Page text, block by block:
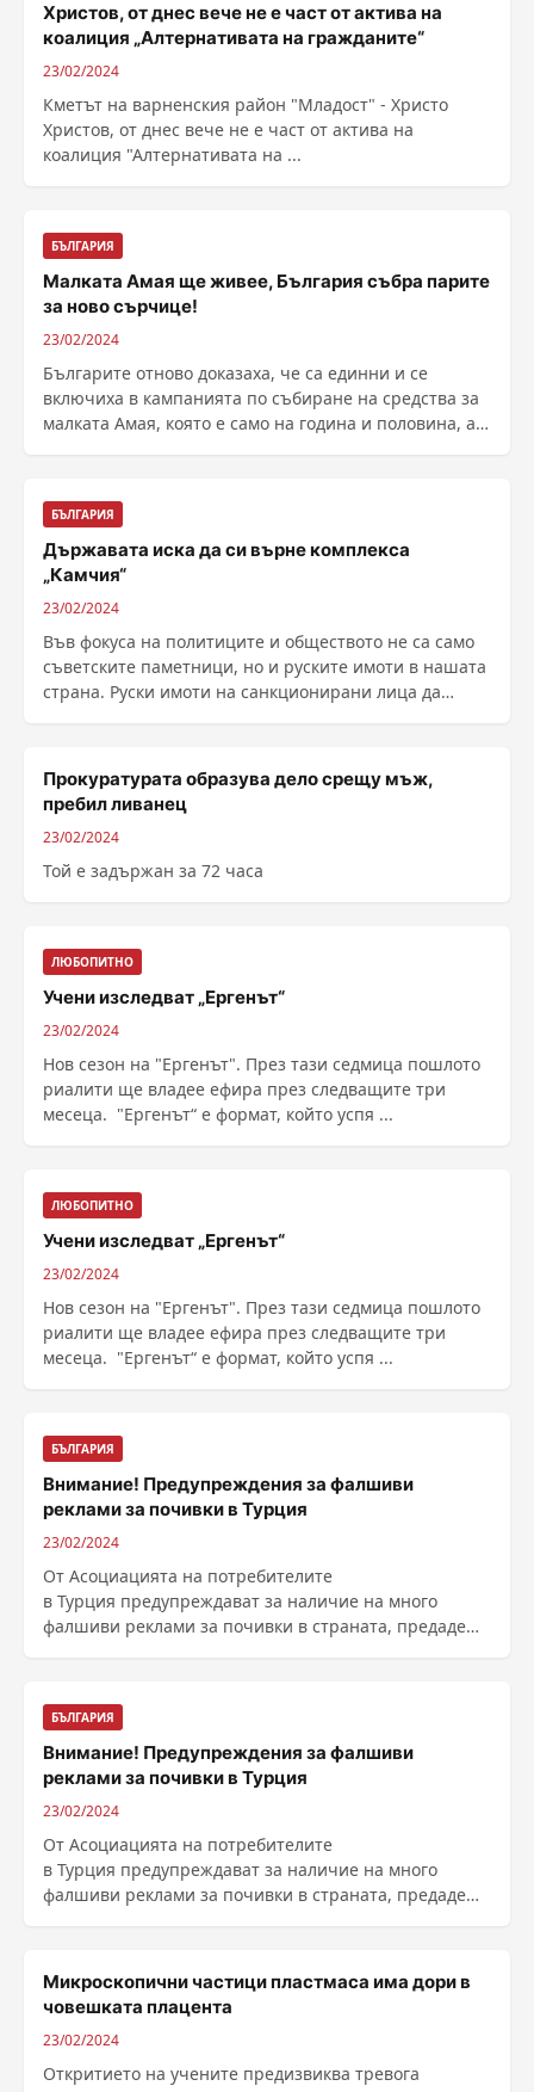
Христов, от днес вече не е част от актива на
коалиция „Алтернативата на гражданите“
23/02/2024
Кметът на варненския район "Младост" - Христо
Христов, от днес вече не е част от актива на
коалиция "Алтернативата на ...
БЪЛГАРИЯ
Малката Амая ще живее, България събра парите
за ново сърчице!
23/02/2024
Българите отново доказаха, че са единни и се
включиха в кампанията по събиране на средства за
малката Амая, която е само на година и половина, а
БЪЛГАРИЯ
Държавата иска да си върне комплекса
„Камчия“
23/02/2024
Във фокуса на политиците и обществото не са само
съветските паметници, но и руските имоти в нашата
страна. Руски имоти на санкционирани лица да
Прокуратурата образува дело срещу мъж,
пребил ливанец
23/02/2024
Той е задържан за 72 часа
ЛЮБОПИТНО
Учени изследват „Ергенът“
23/02/2024
Нов сезон на "Ергенът". През тази седмица пошлото
риалити ще владее ефира през следващите три
месеца. "Ергенът“ е формат, който успя ...
ЛЮБОПИТНО
Учени изследват „Ергенът“
23/02/2024
Нов сезон на "Ергенът". През тази седмица пошлото
риалити ще владее ефира през следващите три
месеца. "Ергенът“ е формат, който успя ...
БЪЛГАРИЯ
Внимание! Предупреждения за фалшиви
реклами за почивки в Турция
23/02/2024
От Асоциацията на потребителите
в Турция предупреждават за наличие на много
фалшиви реклами за почивки в страната, предаде
БЪЛГАРИЯ
Внимание! Предупреждения за фалшиви
реклами за почивки в Турция
23/02/2024
От Асоциацията на потребителите
в Турция предупреждават за наличие на много
фалшиви реклами за почивки в страната, предаде
Микроскопични частици пластмаса има дори в
човешката плацента
23/02/2024
Откритието на учените предизвиква тревога